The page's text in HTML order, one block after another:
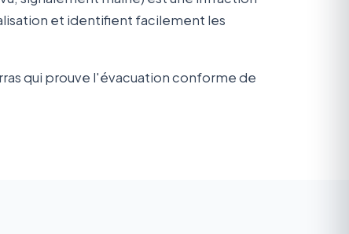
et identifient facilement les
qui prouve l'évacuation conforme de